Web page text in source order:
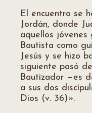
El encuentro se
Jordán, donde
aquellos jóvenes
Bautista como
Jesús y se hizo
siguiente pasó
Bautizador —es
a sus dos
Dios (v. 36)».